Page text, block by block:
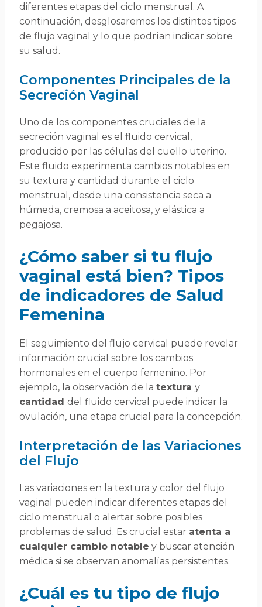
diferentes etapas del ciclo menstrual. A
continuación, desglosaremos los distintos tipos
de flujo vaginal y lo que podrían indicar sobre
su salud.
Componentes Principales de la
Secreción Vaginal
Uno de los componentes cruciales de la
secreción vaginal es el fluido cervical,
producido por las células del cuello uterino.
Este fluido experimenta cambios notables en
su textura y cantidad durante el ciclo
menstrual, desde una consistencia seca a
húmeda, cremosa a aceitosa, y elástica a
pegajosa.
¿Cómo saber si tu flujo
vaginal está bien? Tipos
de indicadores de Salud
Femenina
El seguimiento del flujo cervical puede revelar
información crucial sobre los cambios
hormonales en el cuerpo femenino. Por
ejemplo, la observación de la textura y
cantidad del fluido cervical puede indicar la
ovulación, una etapa crucial para la concepción.
Interpretación de las Variaciones
del Flujo
Las variaciones en la textura y color del flujo
vaginal pueden indicar diferentes etapas del
ciclo menstrual o alertar sobre posibles
problemas de salud. Es crucial estar atenta a
cualquier cambio notable y buscar atención
médica si se observan anomalías persistentes.
¿Cuál es tu tipo de flujo